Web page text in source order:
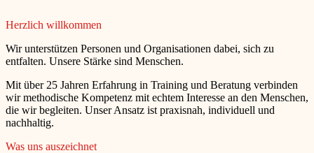
Herzlich willkommen
Wir unterstützen Personen und Organisationen dabei, sich zu
entfalten. Unsere Stärke sind Menschen.
Mit über 25 Jahren Erfahrung in Training und Beratung verbinden
wir methodische Kompetenz mit echtem Interesse an den Menschen,
die wir begleiten. Unser Ansatz ist praxisnah, individuell und
nachhaltig.
Was uns auszeichnet